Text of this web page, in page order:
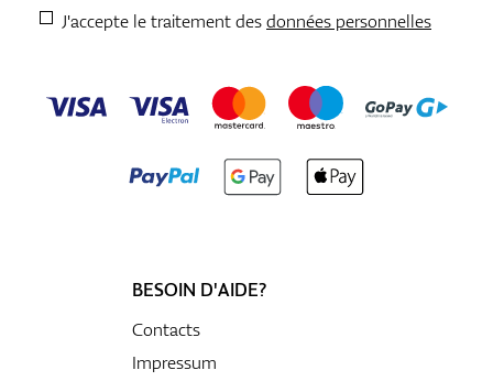
J'accepte le traitement desdonnées personnelles
BESOIN D'AIDE?
Contacts
Impressum